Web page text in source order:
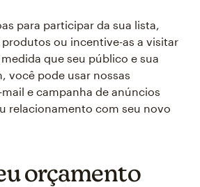
para participar da sua lista,
ou incentive-as a visitar
que seu público e sua
você pode usar nossas
e campanha de anúncios
relacionamento com seu novo
orçamento